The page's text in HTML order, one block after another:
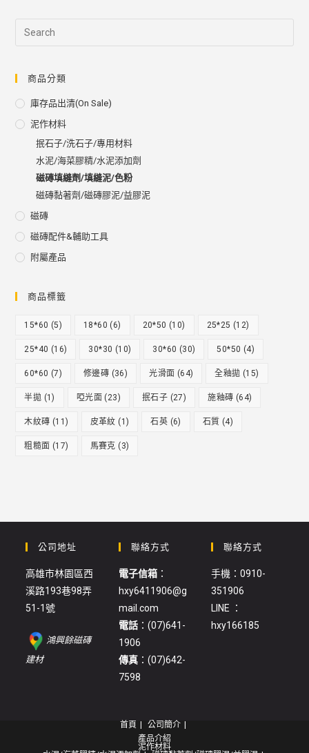
商品分類
庫存品出清(on Sale)
泥作材料
抿石子/洗石子/專用材料
水泥/海菜膠精/水泥添加劑
磁磚填縫劑/填縫泥/色粉
磁磚黏著劑/磁磚膠泥/益膠泥
磁磚
磁磚配件&輔助工具
附屬產品
商品標籤
15*60 (5) 18*60 (6) 20*50 (10) 25*25 (12)
25*40 (16) 30*30 (10) 30*60 (30) 50*50 (4)
60*60 (7) 修邊磚 (36) 光滑面 (64) 全釉拋 (15)
半拋 (1) 啞光面 (23) 抿石子 (27) 施釉磚 (64)
木紋磚 (11) 皮革紋 (1) 石英 (6) 石質 (4)
粗糙面 (17) 馬賽克 (3)
公司地址
高雄市林園區西
溪路193巷98弄
51-1號
鴻興餘磁磚
建材:
聯絡方式
電子信箱：
hxy6411906@g
mail.com
電話：(07)641-
1906
傳真：(07)642-
7598
聯絡方式
手機：0910-
351906
LINE ：
hxy166185
首頁
公司簡介
產品介紹
泥作材料